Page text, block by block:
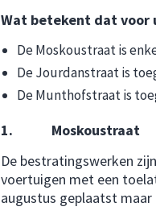
Wat betekent dat voor
De Moskoustraat is
De Jourdanstraat is
De Munthofstraat is
1. Moskoustraat
De bestratingswerken
voertuigen met een
augustus geplaatst maar